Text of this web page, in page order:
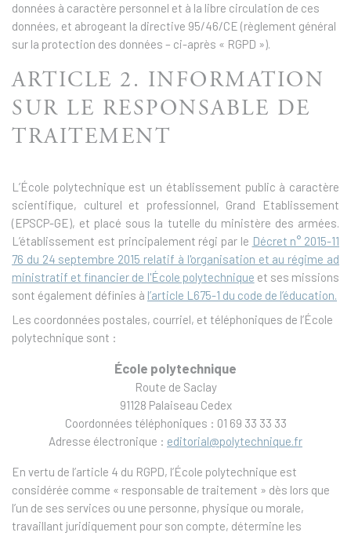
données à caractère personnel et à la libre circulation de ces
données, et abrogeant la directive 95/46/CE (règlement général
sur la protection des données – ci-après « RGPD »).
ARTICLE 2. INFORMATION
SUR LE RESPONSABLE DE
TRAITEMENT
L’École polytechnique est un établissement public à caractère
scientifique, culturel et professionnel, Grand Etablissement
(EPSCP-GE), et placé sous la tutelle du ministère des armées.
L’établissement est principalement régi par le Décret n° 2015-11
76 du 24 septembre 2015 relatif à l'organisation et au régime ad
ministratif et financier de l'École polytechnique et ses missions
sont également définies à l’article L675-1 du code de l’éducation.
Les coordonnées postales, courriel, et téléphoniques de l’École
polytechnique sont :
École polytechnique
Route de Saclay
91128 Palaiseau Cedex
Coordonnées téléphoniques : 01 69 33 33 33
Adresse électronique : editorial@polytechnique.fr
En vertu de l’article 4 du RGPD, l’École polytechnique est
considérée comme « responsable de traitement » dès lors que
l’un de ses services ou une personne, physique ou morale,
travaillant juridiquement pour son compte, détermine les